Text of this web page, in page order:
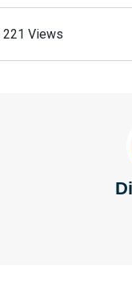
221 Views